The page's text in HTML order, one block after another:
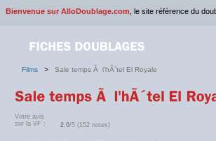
Bienvenue sur AlloDoublage.com , le site référence du
Films > Sale temps Ã l'hÃ´tel El Royale
Votre avis
sur la VF :
2.0/5 (152 notes)